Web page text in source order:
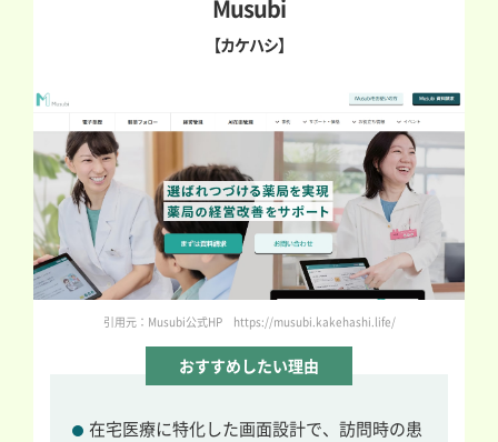
Musubi
【カケハシ】
引用元：Musubi公式HP https://musubi.kakehashi.life/
おすすめしたい理由
在宅医療に特化した画面設計で、訪問時の患